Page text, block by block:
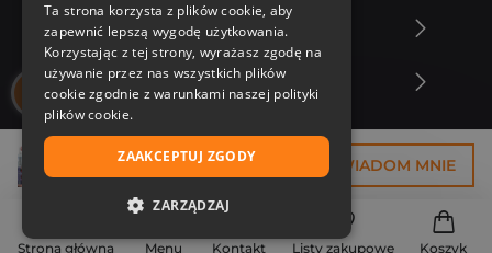
Strona główna Menu Kontakt Listy zakupowe Koszyk
67,49 zł POWIADOM MNIE
Nasza oferta
Nasi autorzy
Ta strona korzysta z plików cookie, aby
zapewnić lepszą wygodę użytkowania.
Korzystając z tej strony, wyrażasz zgodę na
używanie przez nas wszystkich plików
cookie zgodnie z warunkami naszej polityki
plików cookie.
ZAAKCEPTUJ ZGODY
ZARZĄDZAJ
NIEZBĘDNE